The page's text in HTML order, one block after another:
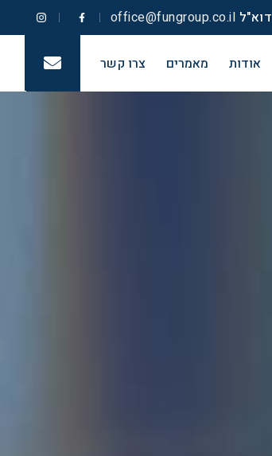
דוא"ל office@fungroup.co.il
אודות מאמרים צרו קשר